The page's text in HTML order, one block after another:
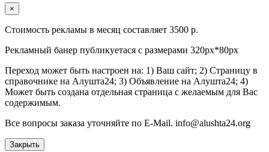
×
Стоимость рекламы в месяц составляет 3500 р.
Рекламный банер публикуетася с размерами 320px*80px
Переход может быть настроен на: 1) Ваш сайт; 2) Страницу в
справочнике на Алушта24; 3) Объявление на Алушта24; 4)
Может быть создана отдельная страница с желаемым для Вас
содержимым.
Все вопросы заказа уточняйте по E-Mail. info@alushta24.org
Закрыть